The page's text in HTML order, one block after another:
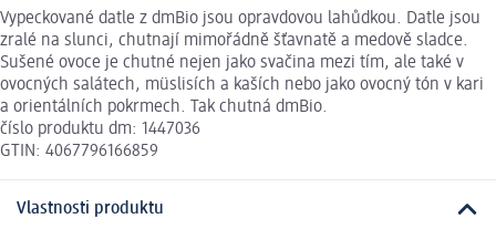
Vypeckované datle z dmBio jsou opravdovou lahůdkou. Datle jsou
zralé na slunci, chutnají mimořádně šťavnatě a medově sladce.
Sušené ovoce je chutné nejen jako svačina mezi tím, ale také v
ovocných salátech, müslisích a kaších nebo jako ovocný tón v kari
a orientálních pokrmech. Tak chutná dmBio.
číslo produktu dm: 1447036
GTIN: 4067796166859
Vlastnosti produktu